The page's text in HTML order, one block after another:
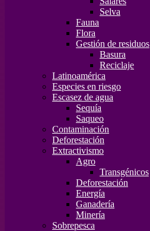
Selva
Fauna
Flora
Gestión de residuos
Basura
Reciclaje
Latinoamérica
Especies en riesgo
Escasez de agua
Sequía
Saqueo
Contaminación
Deforestación
Extractivismo
Agro
Transgénicos
Deforestación
Energía
Ganadería
Minería
Sobrepesca